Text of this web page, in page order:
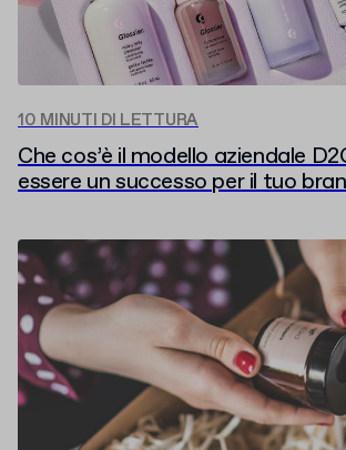
10 MINUTI DI LETTURA
Che cos’è il modello aziendale
essere un successo per il tuo